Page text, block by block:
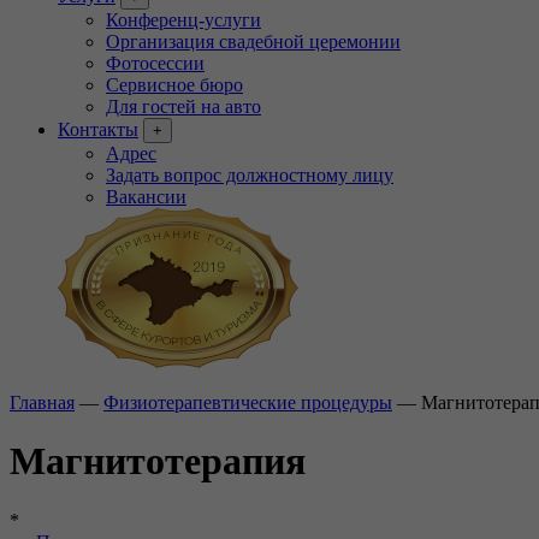
Конференц-услуги
Организация свадебной церемонии
Фотосессии
Сервисное бюро
Для гостей на авто
Контакты
+
Адрес
Задать вопрос должностному лицу
Вакансии
Главная — Физиотерапевтические процедуры —
Магнитотерапия
*